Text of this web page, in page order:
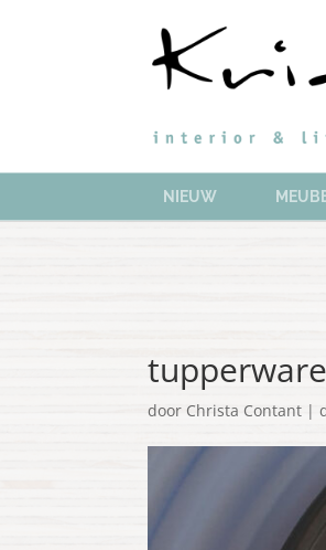
NIEUW
doorChrista Contant |